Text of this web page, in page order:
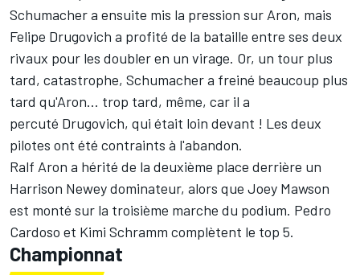
Schumacher a ensuite mis la pression sur Aron, mais
Felipe Drugovich a profité de la bataille entre ses deux
rivaux pour les doubler en un virage. Or, un tour plus
tard, catastrophe, Schumacher a freiné beaucoup plus
tard qu'Aron... trop tard, même, car il a
percuté Drugovich, qui était loin devant ! Les deux
pilotes ont été contraints à l'abandon.
Ralf Aron a hérité de la deuxième place derrière un
Harrison Newey dominateur, alors que Joey Mawson
est monté sur la troisième marche du podium. Pedro
Cardoso et Kimi Schramm complètent le top 5.
Championnat